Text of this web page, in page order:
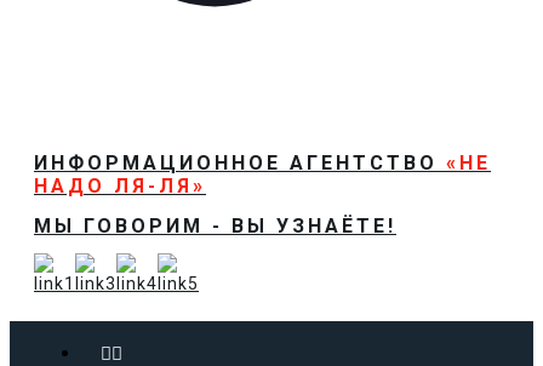
ИНФОРМАЦИОННОЕ АГЕНТСТВО «НЕ
НАДО ЛЯ-ЛЯ»
МЫ ГОВОРИМ - ВЫ УЗНАЁТЕ!